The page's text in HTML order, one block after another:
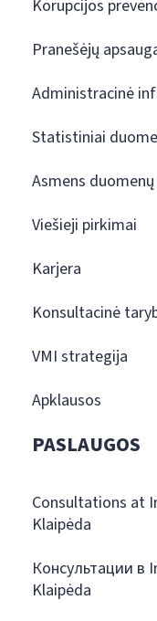
Korupcijos
Pranešėjų
Administracinė
Statistiniai
Asmens
Viešieji pirkimai
Karjera
Konsultacinė
VMI strategija
Apklausos
PASLAUGOS
Consultations at
Klaipėda
Консультации в
Klaipėda